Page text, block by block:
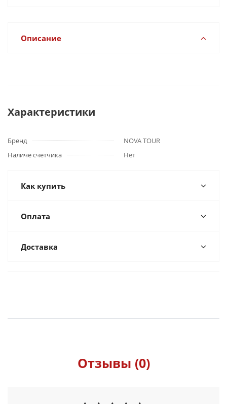
Описание
Характеристики
Бренд
NOVA TOUR
Наличе счетчика
Нет
Как купить
Оплата
Доставка
Отзывы (0)